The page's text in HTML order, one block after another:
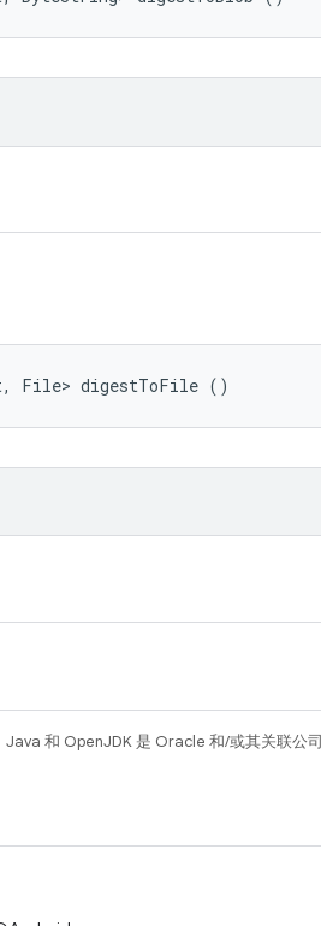
File> digestToFile ()
和 OpenJDK 是 Oracle 和/或其关联公司